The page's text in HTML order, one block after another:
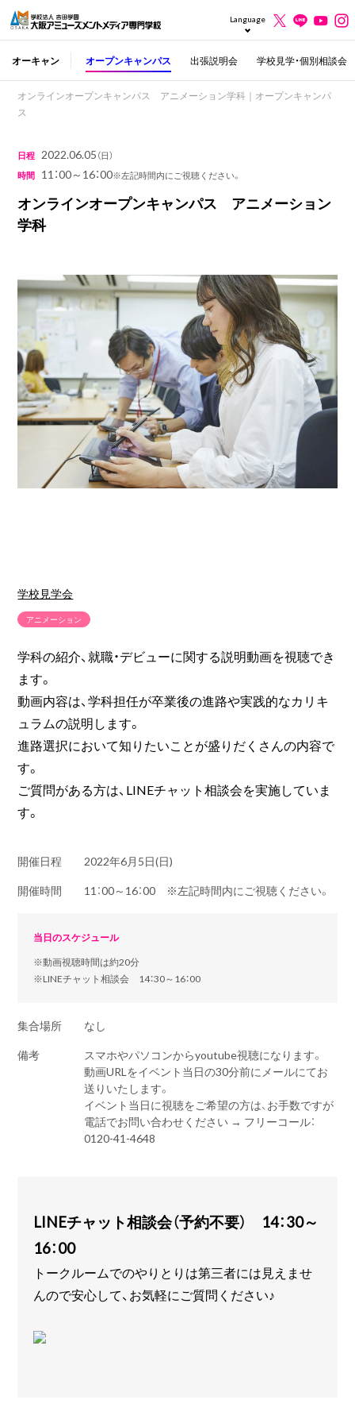
Language
オーキャン オープンキャンパス 出張説明会 学校見学・個別相談会
オンラインオープンキャンパス アニメーション学科｜オープンキャンパ
ス
日程 2022.06.05（日）
時間 11：00～16：00※左記時間内にご視聴ください。
オンラインオープンキャンパス アニメーション
学科
学校見学会
アニメーション
学科の紹介、就職・デビューに関する説明動画を視聴でき
ます。
動画内容は、学科担任が卒業後の進路や実践的なカリキ
ュラムの説明します。
進路選択において知りたいことが盛りだくさんの内容で
す。
ご質問がある方は、LINEチャット相談会を実施していま
す。
開催日程
2022年6月5日(日)
開催時間
11：00～16：00 ※左記時間内にご視聴ください。
当日のスケジュール
※動画視聴時間は約20分
※LINEチャット相談会 14：30～16：00
集合場所
なし
備考
スマホやパソコンからyoutube視聴になります。
動画URLをイベント当日の30分前にメールにてお
送りいたします。
イベント当日に視聴をご希望の方は、お手数ですが
電話でお問い合わせください → フリーコール：
0120-41-4648
LINEチャット相談会（予約不要） 14：30～
16：00
トークルームでのやりとりは第三者には見えませ
んので安心して、お気軽にご質問ください♪